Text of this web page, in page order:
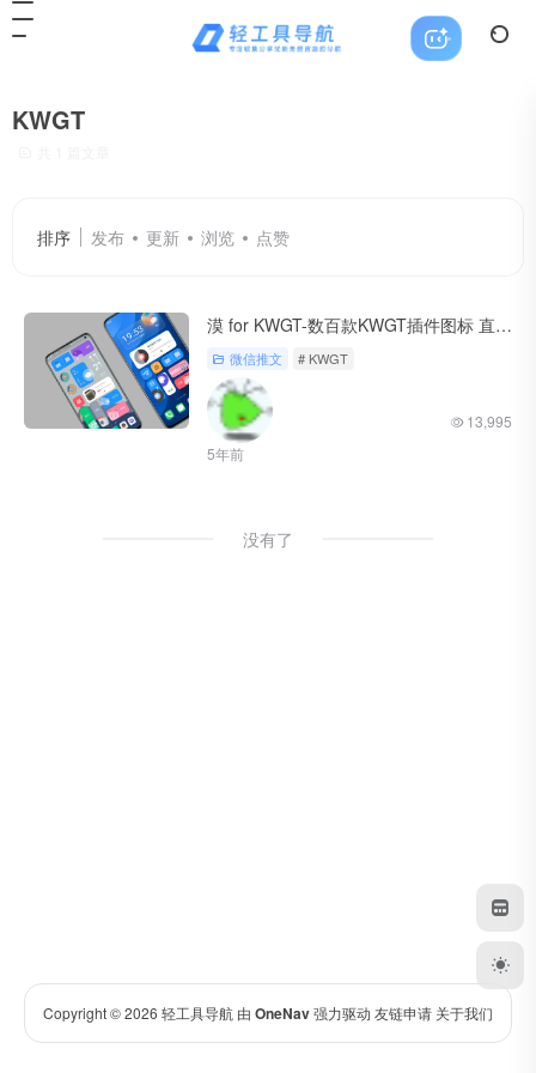
KWGT
排序 发布 更新 浏览 点赞
漠 for KWGT-数百款KWGT插件图标 直接白嫖
微信推文 # KWGT
5年前
13,995
没有了
Copyright © 2026 轻工具导航 由 OneNav强力驱动 友链申请 关于我们